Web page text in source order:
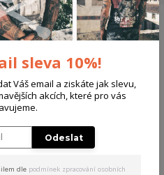
tričko Clown
black L
sleva 10%!
Váš email a ziskáte jak slevu,
akcích, které pro vás
Odeslat
dle podmínek zpracování osobních